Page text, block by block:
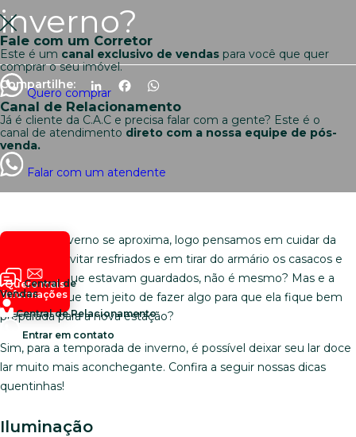
Fale com um Corretor
Este é um canal exclusivo de vendas para você que quer
comprar o seu imóvel.
Quero comprar
Canal de Relacionamento
Já é cliente da C.A.C e precisa falar com a gente? Este é o
canal de atendimento direto com a nossa equipe de pós-
venda.
Falar com um atendente
Quero mais
informações
Central de
Vendas
Central de Relacionamento
Entrar em contato
inverno?
Compartilhe: LinkedInFacebook
Quando o inverno se aproxima, logo pensamos em cuidar da
saúde para evitar resfriados e em tirar do armário os casacos e
cobertores que estavam guardados, não é mesmo? Mas e a
casa? Será que tem jeito de fazer algo para que ela fique bem
preparada para a nova estação?
Sim, para a temporada de inverno, é possível deixar seu lar doce
lar muito mais aconchegante. Confira a seguir nossas dicas
quentinhas!
Iluminação